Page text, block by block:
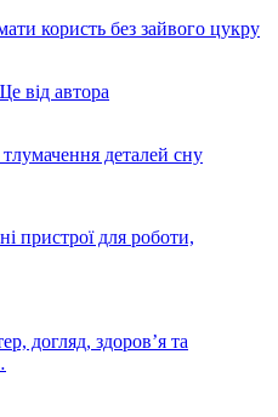
користь без зайвого цукру
від автора
деталей сну
пристрої для роботи,
догляд, здоров’я та